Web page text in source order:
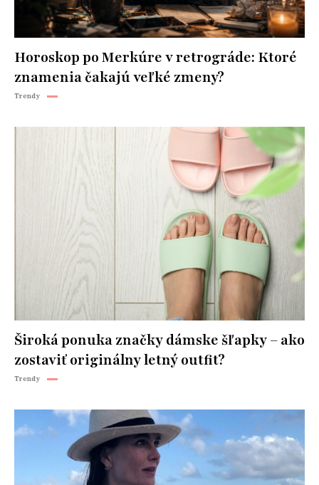
Horoskop po Merkúre v retrográde: Ktoré
znamenia čakajú veľké zmeny?
Trendy
Široká ponuka značky dámske šľapky – ako
zostaviť originálny letný outfit?
Trendy